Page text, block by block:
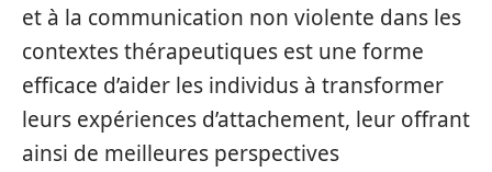
et à la communication non violente dans les
contextes thérapeutiques est une forme
efficace d’aider les individus à transformer
leurs expériences d’attachement, leur offrant
ainsi de meilleures perspectives